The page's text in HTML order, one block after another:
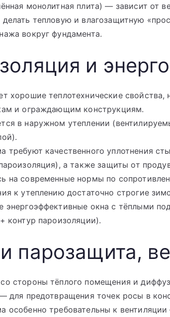
монолитная плита) — зависит от
тепловую и влагозащитную
вокруг фундамента.
и
хорошие теплотехнические свойства,
и ограждающим конструкциям.
в наружном утеплении
качественного уплотнения
а также защиты от
на современные нормы по
к утеплению достаточно строгие
энергоэффективные окна с тёплыми
контур пароизоляции).
парозащита,
стороны тёплого помещения и
для предотвращения точек росы в
особенно требовательны к